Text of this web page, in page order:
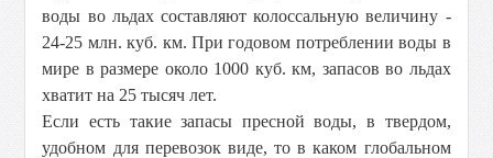
воды во льдах составляют колоссальную величину -
24-25 млн. куб. км. При годовом потреблении воды в
мире в размере около 1000 куб. км, запасов во льдах
хватит на 25 тысяч лет.
Если есть такие запасы пресной воды, в твердом,
удобном для перевозок виде, то в каком глобальном